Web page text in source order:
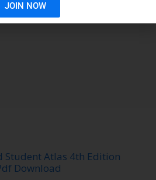
Student Atlas 4th Edition
Download
JOIN NOW